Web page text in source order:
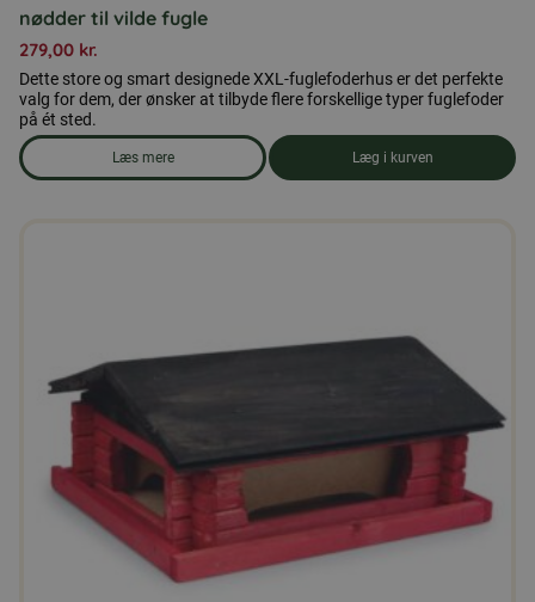
nødder til vilde fugle
279,00 kr.
Dette store og smart designede XXL-fuglefoderhus er det perfekte
valg for dem, der ønsker at tilbyde flere forskellige typer fuglefoder
på ét sted.
Læs mere
om produkten XXL 3-i-1-fuglefoderautomat til frø, talgkugler
Læg i kurven